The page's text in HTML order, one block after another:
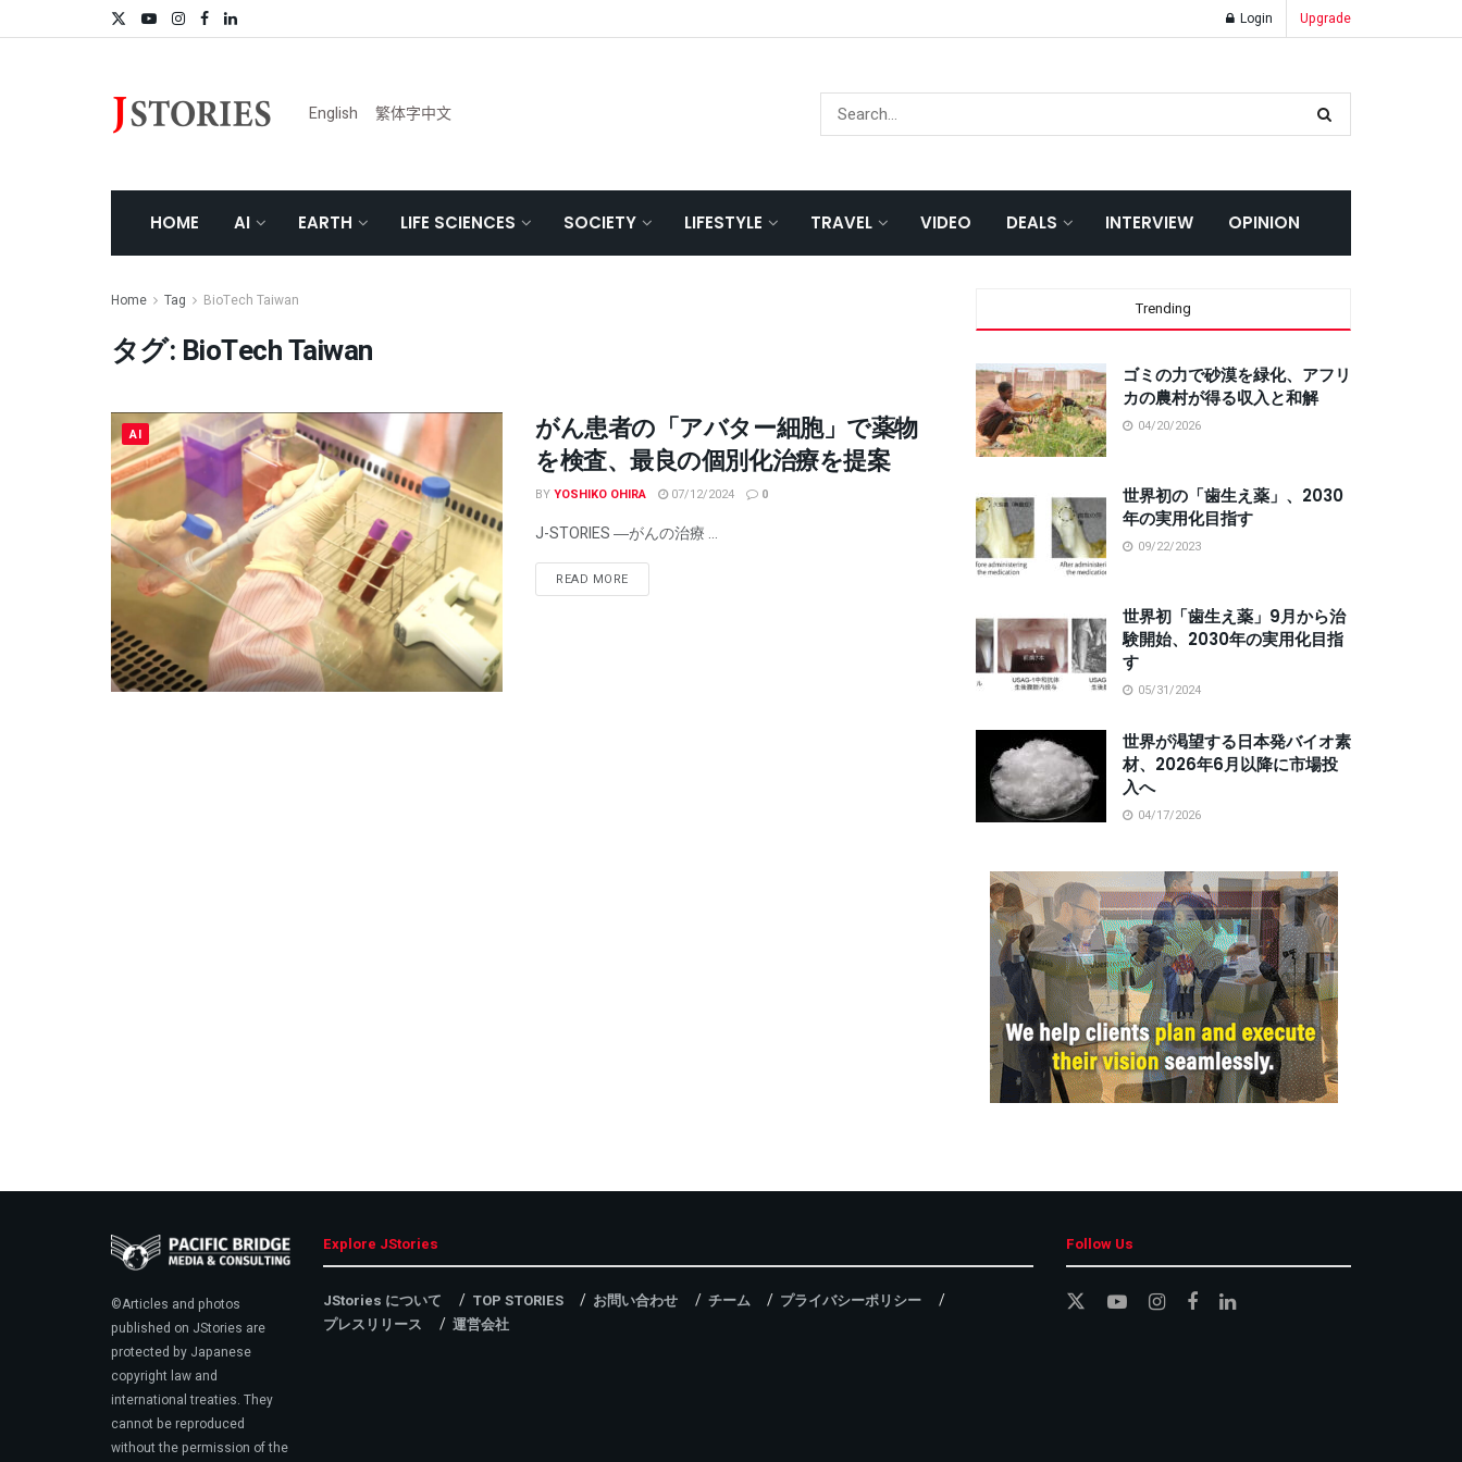
Login Upgrade
English 繁体字中文
HOME AI EARTH LIFE SCIENCES SOCIETY LIFESTYLE TRAVEL VIDEO DEALS INTERVIEW OPINION
Home Tag BioTech Taiwan
タグ: BioTech Taiwan
AI
がん患者の「アバター細胞」で薬物
を検査、最良の個別化治療を提案
BYYOSHIKO OHIRA 07/12/2024 0
J-STORIES ―がんの治療 ...
READ MORE
Trending
ゴミの力で砂漠を緑化、アフリ
カの農村が得る収入と和解
04/20/2026
世界初の「歯生え薬」、2030
年の実用化目指す
09/22/2023
世界初「歯生え薬」9月から治
験開始、2030年の実用化目指
す
05/31/2024
世界が渇望する日本発バイオ素
材、2026年6月以降に市場投
入へ
04/17/2026
©Articles and photos
published on JStories are
protected by Japanese
copyright law and
international treaties. They
cannot be reproduced
without the permission of the
Explore JStories
JStories について TOP STORIES お問い合わせ チーム
プライバシーポリシー
プレスリリース
運営会社
Follow Us